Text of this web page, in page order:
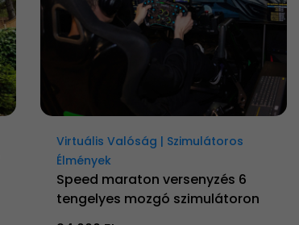
Virtuális Valóság | Szimulátoros
Élmények
Speed maraton versenyzés 6
tengelyes mozgó szimulátoron